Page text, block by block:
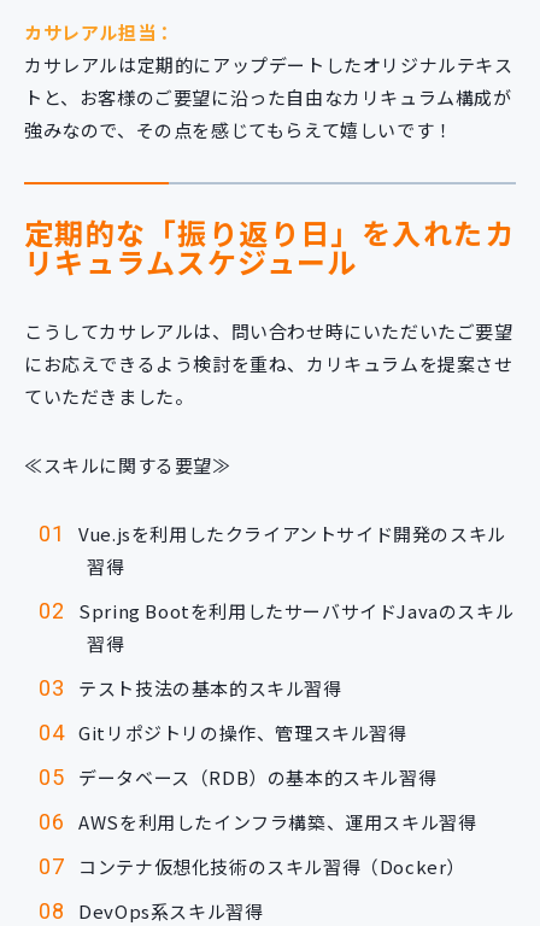
カサレアル担当：
カサレアルは定期的にアップデートしたオリジナルテキス
トと、お客様のご要望に沿った自由なカリキュラム構成が
強みなので、その点を感じてもらえて嬉しいです！
定期的な「振り返り日」を入れたカ
リキュラムスケジュール
こうしてカサレアルは、問い合わせ時にいただいたご要望
にお応えできるよう検討を重ね、カリキュラムを提案させ
ていただきました。
≪スキルに関する要望≫
Vue.jsを利用したクライアントサイド開発のスキル
習得
Spring Bootを利用したサーバサイドJavaのスキル
習得
テスト技法の基本的スキル習得
Gitリポジトリの操作、管理スキル習得
データベース（RDB）の基本的スキル習得
AWSを利用したインフラ構築、運用スキル習得
コンテナ仮想化技術のスキル習得（Docker）
DevOps系スキル習得